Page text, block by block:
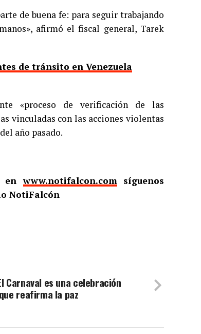
de buena fe: para seguir trabajando
afirmó el fiscal general, Tarek
de tránsito en Venezuela
«proceso de verificación de las
vinculadas con las acciones violentas
año pasado.
enwww.notifalcon.comsíguenos
NotiFalcón
Carnaval es una celebración
reafirma la paz